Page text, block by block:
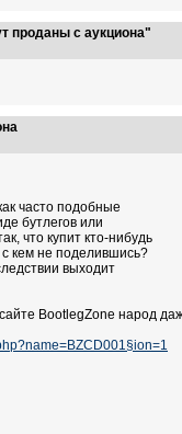
проданы с аукциона"
часто подобные
бутлегов или
что купит кто-нибудь
кем не поделившись?
выходит
BootlegZone народ